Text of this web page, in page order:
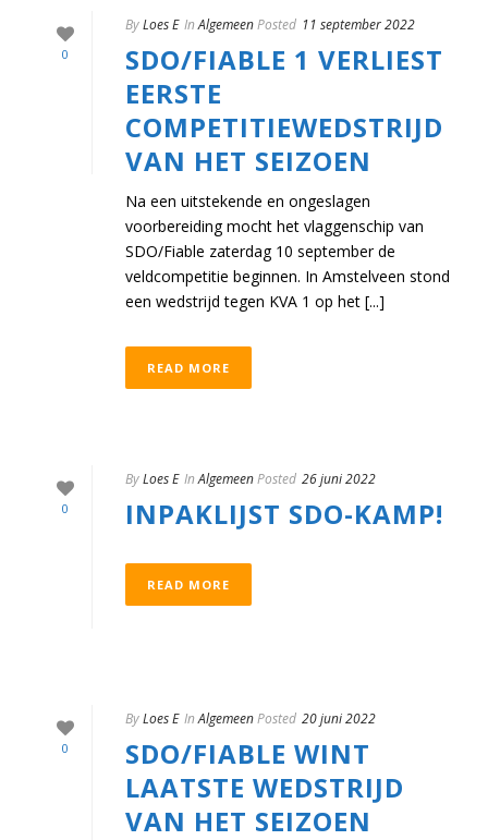
0
ByLoes E InAlgemeenPosted 11 september 2022
SDO/FIABLE 1 VERLIEST
EERSTE
COMPETITIEWEDSTRIJD
VAN HET SEIZOEN
Na een uitstekende en ongeslagen
voorbereiding mocht het vlaggenschip van
SDO/Fiable zaterdag 10 september de
veldcompetitie beginnen. In Amstelveen stond
een wedstrijd tegen KVA 1 op het [...]
READ MORE
0
ByLoes E InAlgemeenPosted 26 juni 2022
INPAKLIJST SDO-KAMP!
READ MORE
0
ByLoes E InAlgemeenPosted 20 juni 2022
SDO/FIABLE WINT
LAATSTE WEDSTRIJD
VAN HET SEIZOEN